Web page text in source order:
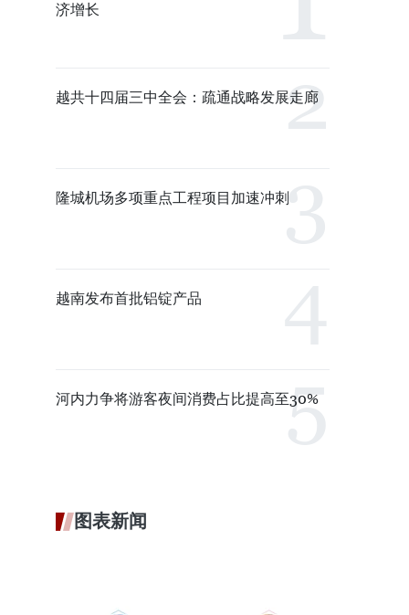
济增长
越共十四届三中全会：疏通战略发展走廊
隆城机场多项重点工程项目加速冲刺
越南发布首批铝锭产品
河内力争将游客夜间消费占比提高至30%
图表新闻